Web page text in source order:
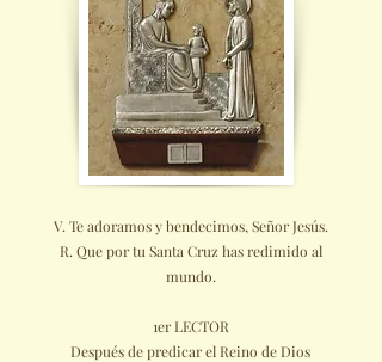
V. Te adoramos y bendecimos, Señor Jesús.
R. Que por tu Santa Cruz has redimido al
mundo.
1er LECTOR
Después de predicar el Reino de Dios